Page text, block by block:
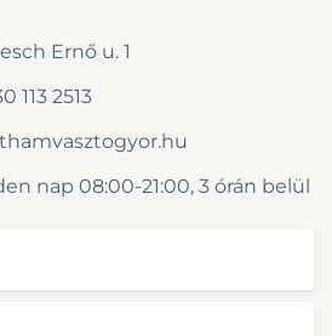
Ernő u. 1
113 2513
nap 08:00-21:00, 3 órán belül